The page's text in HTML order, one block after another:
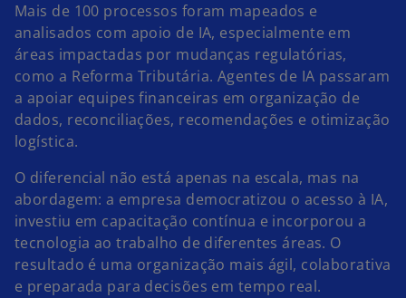
u
i
a
Mais de 100 processos foram mapeados e
analisados com apoio de IA, especialmente em
áreas impactadas por mudanças regulatórias,
como a Reforma Tributária. Agentes de IA passaram
a apoiar equipes financeiras em organização de
dados, reconciliações, recomendações e otimização
logística.
O diferencial não está apenas na escala, mas na
abordagem: a empresa democratizou o acesso à IA,
investiu em capacitação contínua e incorporou a
tecnologia ao trabalho de diferentes áreas. O
resultado é uma organização mais ágil, colaborativa
e preparada para decisões em tempo real.